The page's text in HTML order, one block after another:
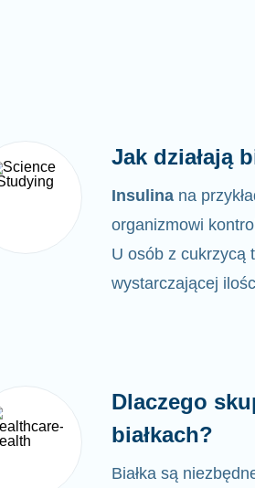
Jak działają
Insulina na
organizmowi
U osób z cukrzycą
wystarczającej
Dlaczego
białkach?
Białka są